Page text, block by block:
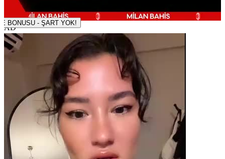
AD
500 TL DENEME BONUSU - ŞART YOK!